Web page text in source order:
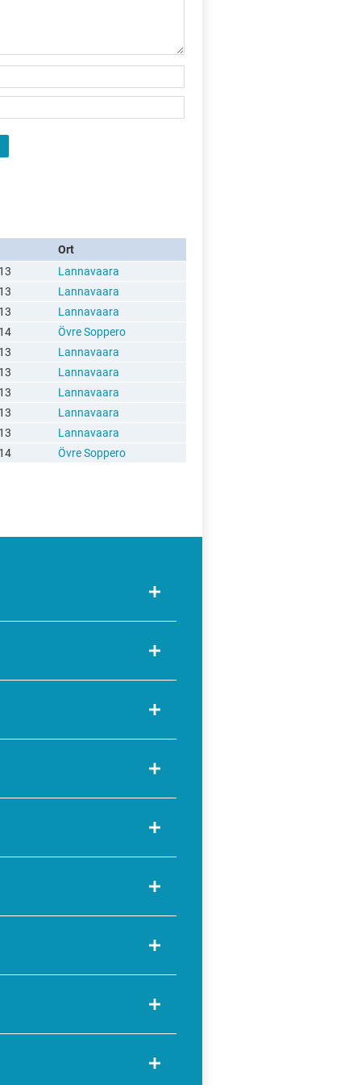
Ort
Lannavaara
Lannavaara
Lannavaara
Övre Soppero
Lannavaara
Lannavaara
Lannavaara
Lannavaara
Lannavaara
Övre Soppero